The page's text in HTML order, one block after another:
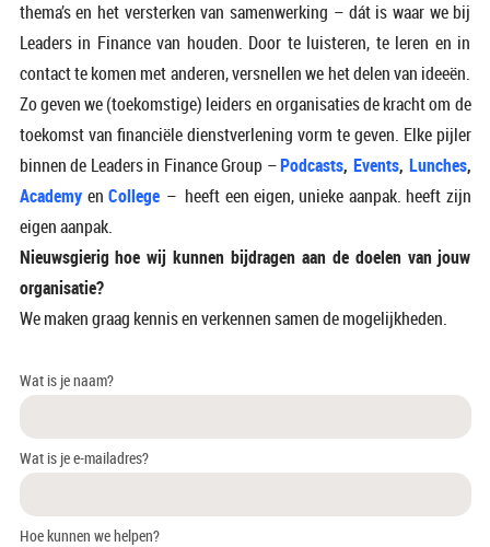
thema’s en het versterken van samenwerking – dát is waar we bij
Leaders in Finance van houden. Door te luisteren, te leren en in
contact te komen met anderen, versnellen we het delen van ideeën.
Zo geven we (toekomstige) leiders en organisaties de kracht om de
toekomst van financiële dienstverlening vorm te geven. Elke pijler
binnen de Leaders in Finance Group –Podcasts, Events, Lunches,
Academy enCollege – heeft een eigen, unieke aanpak. heeft zijn
eigen aanpak.
Nieuwsgierig hoe wij kunnen bijdragen aan de doelen van jouw
organisatie?
We maken graag kennis en verkennen samen de mogelijkheden.
Wat is je naam?
Wat is je e-mailadres?
Hoe kunnen we helpen?